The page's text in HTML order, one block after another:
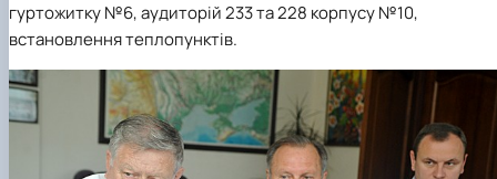
гуртожитку №6, аудиторій 233 та 228 корпусу №10,
встановлення теплопунктів.